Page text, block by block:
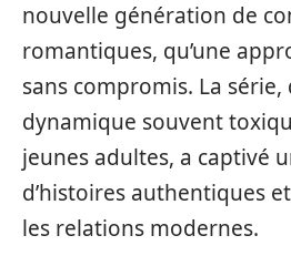
nouvelle génération de
romantiques, qu’une
sans compromis. La série,
dynamique souvent
jeunes adultes, a captivé
d’histoires authentiques
les relations modernes.